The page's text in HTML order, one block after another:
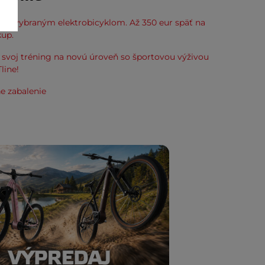
k vybraným elektrobicyklom. Až 350 eur späť na
svoj tréning na novú úroveň so športovou výživou
zabalenie